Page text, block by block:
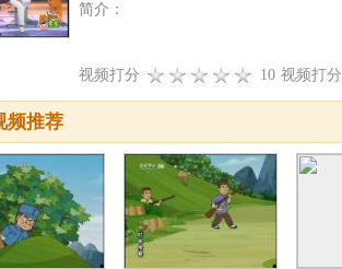
简介：
视频打分 10 视频打分
频推荐